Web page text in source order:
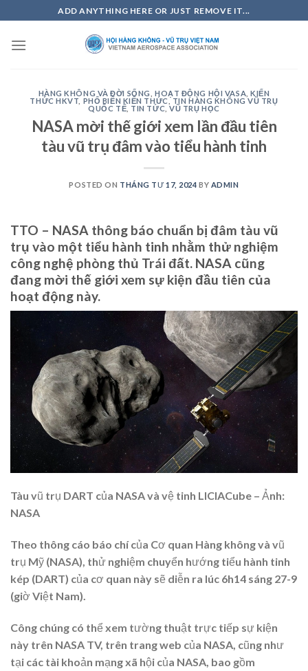
to
content
ADD ANYTHING HERE OR JUST REMOVE IT...
HÀNG KHÔNG VÀ ĐỜI SỐNG HOẠT ĐỘNG HỘI VASA ,KIẾN
THỨC HKVT PHỔ BIẾN KIẾN THỨC , TIN HÀNG KHÔNG VŨ TRỤ
QUỐC TẾ TIN TỨC ,VŨ TRỤ HỌC
NASA mời thế giới xem lần đầu tiên
tàu vũ trụ đâm vào tiểu hành tinh
POSTED ON THÁNG TƯ 17, 2024 BY ADMIN
TTO – NASA thông báo chuẩn bị đâm tàu vũ
trụ vào một tiểu hành tinh nhằm thử nghiệm
công nghệ phòng thủ Trái đất. NASA cũng
đang mời thế giới xem sự kiện đầu tiên của
hoạt động này.
Tàu vũ trụ DART của NASA và vệ tinh LICIACube – Ảnh:
NASA
Theo thông cáo báo chí của Cơ quan Hàng không và vũ
trụ Mỹ (NASA), thử nghiệm chuyển hướng tiểu hành tinh
kép (DART) của cơ quan này sẽ diễn ra lúc 6h14 sáng 27-9
(giờ Việt Nam).
Công chúng có thể xem tường thuật trực tiếp sự kiện
này trên NASA TV, trên trang web của NASA, cũng như
tại các tài khoản mạng xã hội của NASA, bao gồm